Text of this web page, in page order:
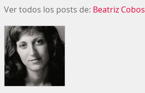
Ver todos los posts de: Beatriz Cobos